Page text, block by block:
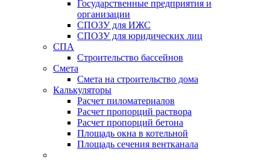
Государственные предприятия и
организации
СПОЗУ для ИЖС
СПОЗУ для юридических лиц
СПА
Строительство бассейнов
Смета
Смета на строительство дома
Калькуляторы
Расчет пиломатериалов
Расчет пропорций раствора
Расчет пропорций бетона
Площадь окна в котельной
Площадь сечения вентканала